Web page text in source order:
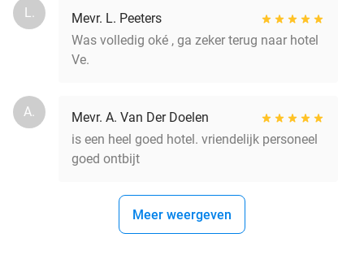
L.
Mevr. L. Peeters
Was volledig oké , ga zeker terug naar hotel
Ve.
A.
Mevr. A. Van Der Doelen
is een heel goed hotel. vriendelijk personeel
goed ontbijt
Meer weergeven